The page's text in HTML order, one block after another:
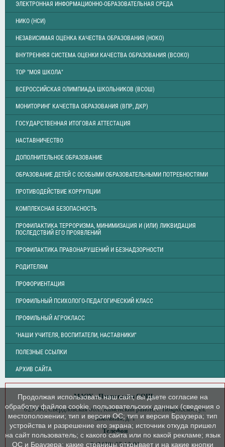
ЭЛЕКТРОННАЯ ИНФОРМАЦИОННО-ОБРАЗОВАТЕЛЬНАЯ СРЕДА
НИКО (НСИ)
НЕЗАВИСИМАЯ ОЦЕНКА КАЧЕСТВА ОБРАЗОВАНИЯ (НОКО)
ВНУТРЕННЯЯ СИСТЕМА ОЦЕНКИ КАЧЕСТВА ОБРАЗОВАНИЯ (ВСОКО)
ТОР "МОЯ ШКОЛА"
ВСЕРОССИЙСКАЯ ОЛИМПИАДА ШКОЛЬНИКОВ (ВСОШ)
МОНИТОРИНГ КАЧЕСТВА ОБРАЗОВАНИЯ (ВПР, ДКР)
ГОСУДАРСТВЕННАЯ ИТОГОВАЯ АТТЕСТАЦИЯ
НАСТАВНИЧЕСТВО
ДОПОЛНИТЕЛЬНОЕ ОБРАЗОВАНИЕ
ОБРАЗОВАНИЕ ДЕТЕЙ С ОСОБЫМИ ОБРАЗОВАТЕЛЬНЫМИ ПОТРЕБНОСТЯМИ
ПРОТИВОДЕЙСТВИЕ КОРРУПЦИИ
КОМПЛЕКСНАЯ БЕЗОПАСНОСТЬ
ПРОФИЛАКТИКА ТЕРРОРИЗМА, МИНИМИЗАЦИЯ И (ИЛИ) ЛИКВИДАЦИЯ
ПОСЛЕДСТВИЙ ЕГО ПРОЯВЛЕНИЙ
ПРОФИЛАКТИКА ПРАВОНАРУШЕНИЙ И БЕЗНАДЗОРНОСТИ
РОДИТЕЛЯМ
ПРОФОРИЕНТАЦИЯ
ПРОФИЛЬНЫЙ ПСИХОЛОГО-ПЕДАГОГИЧЕСКИЙ КЛАСС
ПРОФИЛЬНЫЙ АГРОКЛАСС
"НАШИ УЧИТЕЛЯ, ВОСПИТАТЕЛИ, НАСТАВНИКИ"
ПОЛЕЗНЫЕ ССЫЛКИ
АРХИВ САЙТА
МАОУ «Покровская СОШ»
623480, Свердловская обл., Каменский район, с. Покровское, ул.
Школьная, д. 1
Телефон
8 (3439) 37-12-01
Продолжая использовать наш сайт, вы даете согласие на
обработку файлов cookie, пользовательских данных (сведения о
местоположении; тип и версия ОС; тип и версия Браузера; тип
устройства и разрешение его экрана; источник откуда пришел
на сайт пользователь; с какого сайта или по какой рекламе; язык
ОС и Браузера; какие страницы открывает и на какие кнопки